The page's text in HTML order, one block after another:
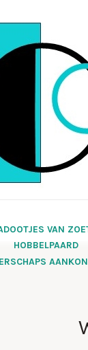
VAN
HOBBELPAARD